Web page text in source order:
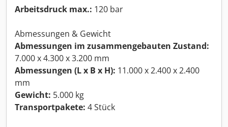
Arbeitsdruck max.: 120 bar
Abmessungen & Gewicht
Abmessungen im zusammengebauten Zustand:
7.000 x 4.300 x 3.200 mm
Abmessungen (L x B x H): 11.000 x 2.400 x 2.400
mm
Gewicht: 5.000 kg
Transportpakete: 4 Stück